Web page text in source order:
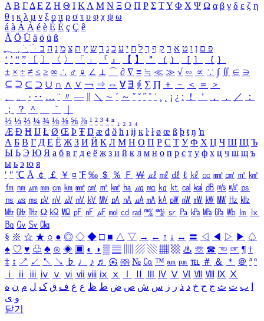
Α Β ΓΔ Ε Ζ Η Θ Ι ΚΛ Μ Ν Ξ Ο Π Ρ Σ ΤΥ Φ Χ Ψ Ω α β γ δ ε ζ η
θ ι κ λ μ ν ξ ο π ρ σ τ υ φ χ ψ ω
á à Á À é è É È ç Ç ê
Ä Ö Ü ä ö ü ß
ִֶֹ ֻּ ׁׂ פ ם ן ו ט א ר ק ף ך ל ח י ע כ ג ד ש ץ ת צ מ נ ה ב
‘ ’ “ ” 〔 〕 〈 〉 「 」 『 』 【 】 ＂ （ ） ［ ］ ｛ ｝
± × ÷ ≠ ≤ ≥ ∞ ∴ ♂ ♀ ∠ ⊥ ⌒ ∂ ∇ ≡ ≒ ≪ ≫ √ ∽ ∝ ∵ ∫ ∬ ∈ ∋
⊆ ⊇ ⊂ ⊃ ∪ ∩ ∧ ∨ ￢ ⇒ ⇔ ∀ ∃ ∮ ∑ ∏ ＋ － ＜ ＝
＞
、
。 · ‥ … ¨ 〃 ― ＼ ∼ ´ ～ ˇ ˘ ˝ ˚ ˙ ¸ ¡ ¿ ː ！ ＇ ， ． ／
：
；
？ ＾ ｀
½ ⅓ ⅔ ¼ ¾ ⅛ ⅜ ⅝ ⅞ ¹ ² ³ ⁴ ⁿ ₁ ₂ ₃ ₄
Æ Ð Ħ Ĳ Ł Ø Œ Þ Ŧ Ŋ æ đ ð ħ ı ĳ ĸ ŀ ł ø œ ß þ ŧ ŋ ŉ
А Б В Г Д Е Ё Ж З И Й К Л М Н О П Р С Т У Ф Х Ц Ч Ш Щ Ъ
Ы Ь Э Ю Я а б в г д е ё ж з и й к л м н о п р с т у ф х ц ч ш щ ъ
ы ь э ю я
′ ″ ℃ Å ￠ ￡ ￥ ¤ ℉ ‰ ＄ ％ Ｆ ￦ ㎕ ㎖ ㎗ ℓ ㎘ ㏄ ㎣ ㎤ ㎥ ㎦
㎙ ㎚ ㎛ ㎜ ㎝ ㎞ ㎟ ㎠ ㎡ ㎢ ㏊ ㎍ ㎎ ㎏ ㏏ ㎈ ㎉ ㏈ ㎧ ㎨ ㎰
㎱ ㎲ ㎳ ㎴ ㎵ ㎶ ㎷ ㎸ ㎹ ㎀ ㎁ ㎂ ㎃ ㎄ ㎺ ㎻ ㎽ ㎾ ㎿ ㎐ ㎑
㎒ ㎓ ㎔ Ω ㏀ ㏁ ㎊ ㎋ ㎌ ㏖ ㏅ ㎭ ㎮ ㎯ ㏛ ㎩ ㎪ ㎫ ㎬ ㏝ ㏐
㏓
㏃ ㏉ ㏜ ㏆
§ ※ ☆ ★ ○ ● ◎ ◇ ◆ □ ■ △ ▽ → ← ↑ ↓ ↔ 〓 ◁ ◀ ▷ ▶ ♤
♠ ♡ ♥ ♧ ♣ ⊙ ◈ ▣ ◐ ◑ ▒ ▤ ▨ ▧ ▦ ▩ ♨ ☏ ☎ ☜ ☞ ¶ †
‡ ↕ ↗ ↙ ↖ ↘ ♭ ♩ ♪ ♬ ㉿ ㈜ № ㏇ ™ ㏂ ㏘ ℡ ＃ ＆ ＊ ＠ ª º
ⅰ
ⅱ ⅲ ⅳ ⅴ ⅵ ⅶ ⅷ ⅸ ⅹ Ⅳ Ⅴ Ⅵ Ⅶ Ⅷ Ⅸ Ⅹ
ب ت ث ج ح خ د ذ ر ز س ش ص ض ط ظ ع غ ف ق ک ل م ن ه
و ی
닫기